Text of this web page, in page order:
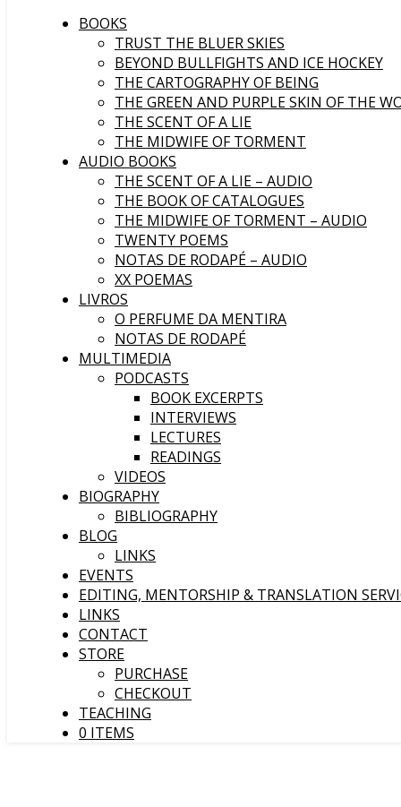
BOOKS
TRUST THE BLUER SKIES
BEYOND BULLFIGHTS AND ICE HOCKEY
THE CARTOGRAPHY OF BEING
THE GREEN AND PURPLE SKIN OF THE
THE SCENT OF A LIE
THE MIDWIFE OF TORMENT
AUDIO BOOKS
THE SCENT OF A LIE – AUDIO
THE BOOK OF CATALOGUES
THE MIDWIFE OF TORMENT – AUDIO
TWENTY POEMS
NOTAS DE RODAPÉ – AUDIO
XX POEMAS
LIVROS
O PERFUME DA MENTIRA
NOTAS DE RODAPÉ
MULTIMEDIA
PODCASTS
BOOK EXCERPTS
INTERVIEWS
LECTURES
READINGS
VIDEOS
BIOGRAPHY
BIBLIOGRAPHY
BLOG
LINKS
EVENTS
EDITING, MENTORSHIP & TRANSLATION
LINKS
CONTACT
STORE
PURCHASE
CHECKOUT
TEACHING
0 ITEMS